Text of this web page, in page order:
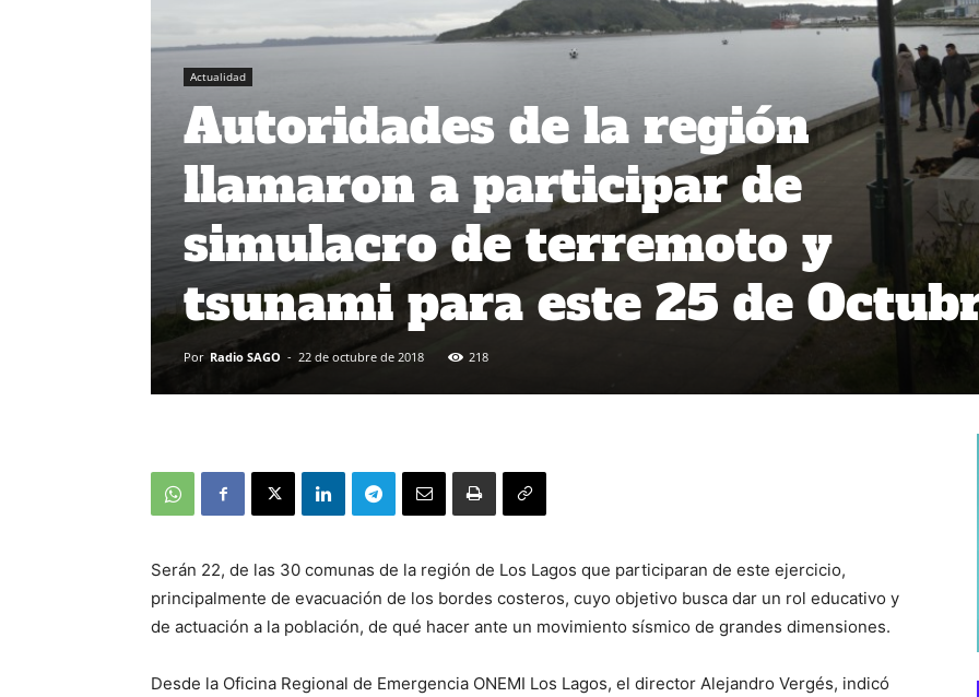
Actualidad
Autoridades de la región
llamaron a participar de
simulacro de terremoto y
tsunami para este 25 de
Por Radio SAGO - 22 de octubre de 2018 218
Serán 22, de las 30 comunas de la región de Los Lagos que participaran de este ejercicio,
principalmente de evacuación de los bordes costeros, cuyo objetivo busca dar un rol educativo y
de actuación a la población, de qué hacer ante un movimiento sísmico de grandes dimensiones.
Desde la Oficina Regional de Emergencia ONEMI Los Lagos, el director Alejandro Vergés, indicó